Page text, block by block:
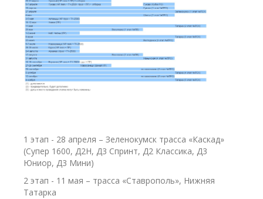
1 этап - 28 апреля – Зеленокумск трасса «Каскад»
(Супер 1600, Д2Н, Д3 Спринт, Д2 Классика, Д3
Юниор, Д3 Мини)
2 этап - 11 мая – трасса «Ставрополь», Нижняя
Татарка